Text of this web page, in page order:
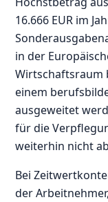
16.666 EUR im
in der
Wirtschaftsraum
einem
ausgeweitet
für die
weiterhin nicht
Bei
der